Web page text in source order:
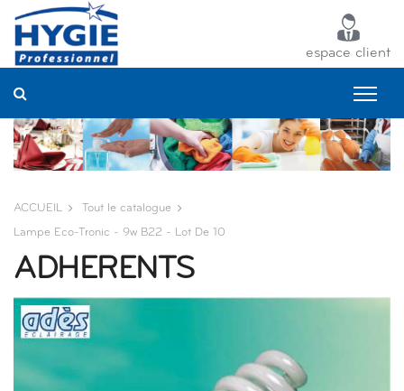
espace client
ACCUEIL Tout le catalogue
Lampe Eco-Tronic - 9w B22 - Lot De 10
ADHERENTS
Panneau de gestion des cookies